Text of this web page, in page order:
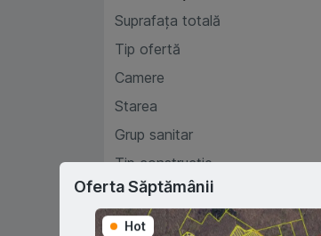
Suprafața totală
Tip ofertă
Camere
Starea
Grup sanitar
Tip construcție
Oferta Săptămânii
Hot